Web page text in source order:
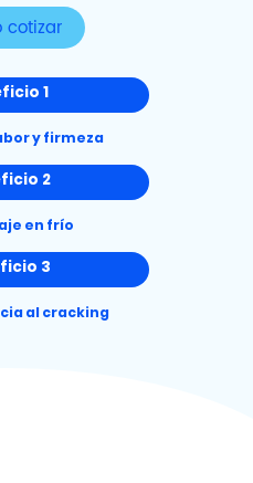
cotizar
1
y firmeza
2
en frío
3
al cracking